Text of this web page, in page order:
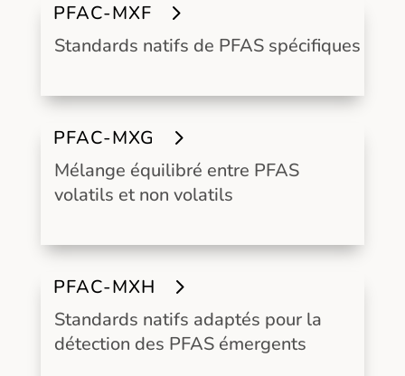
PFAC-MXF
Standards natifs de PFAS spécifiques
PFAC-MXG
Mélange équilibré entre PFAS
volatils et non volatils
PFAC-MXH
Standards natifs adaptés pour la
détection des PFAS émergents